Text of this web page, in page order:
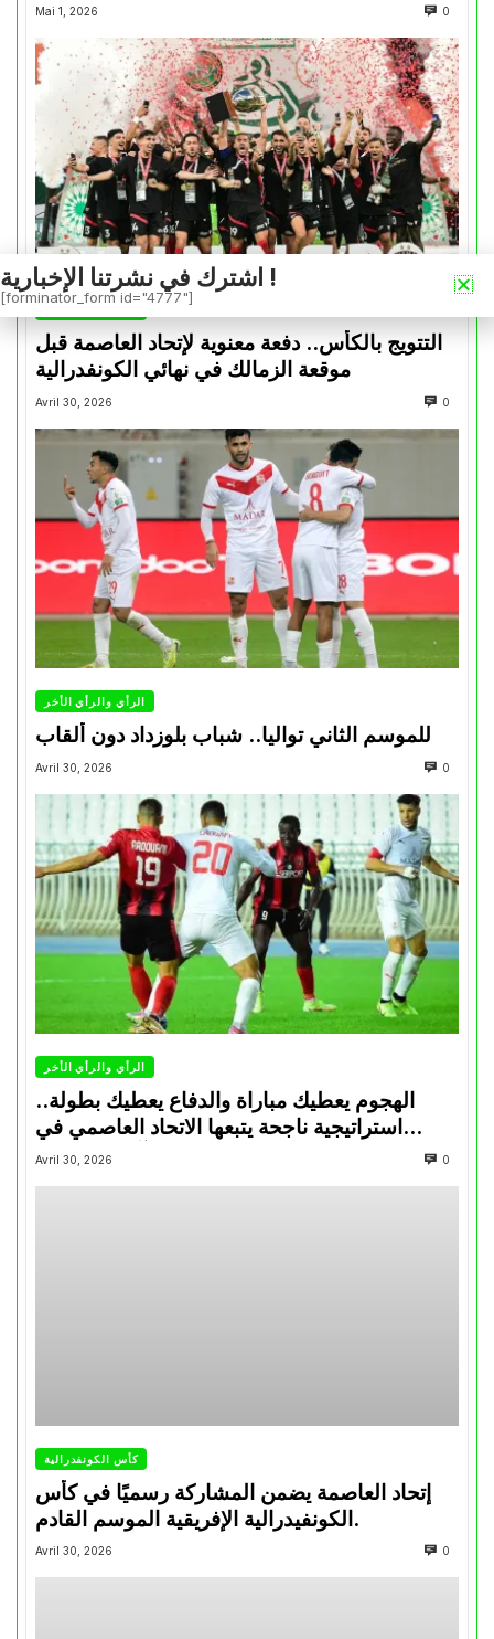
Mai 1, 2026 0
التتويج بالكأس.. دفعة معنوية لإتحاد العاصمة قبل
موقعة الزمالك في نهائي الكونفدرالية
Avril 30, 2026 0
الرأي والرأي الأخر
للموسم الثاني تواليا.. شباب بلوزداد دون ألقاب
Avril 30, 2026 0
الرأي والرأي الأخر
الهجوم يعطيك مباراة والدفاع يعطيك بطولة..
استراتيجية ناجحة يتبعها الاتحاد العاصمي في
تتويجاته آخر السنوات
Avril 30, 2026 0
كأس الكونفدرالية
إتحاد العاصمة يضمن المشاركة رسميًا في كأس
الكونفيدرالية الإفريقية الموسم القادم.
Avril 30, 2026 0
اشترك في نشرتنا الإخبارية !
[forminator_form id="4777"]